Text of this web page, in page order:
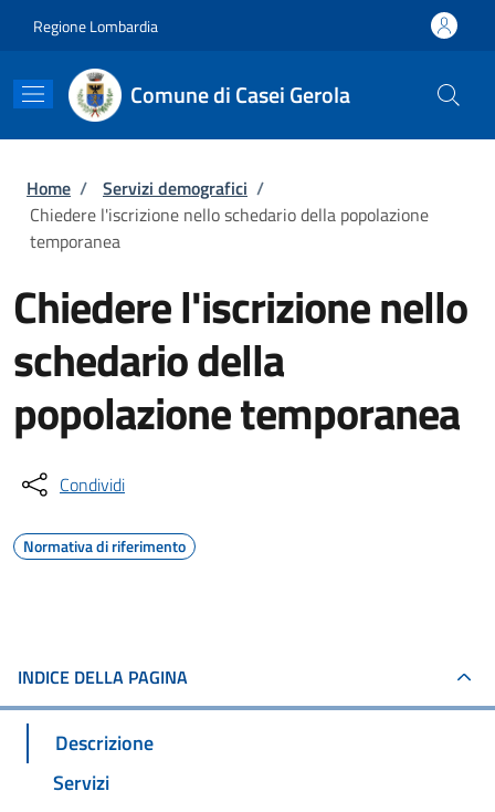
Regione Lombardia
Comune di Casei Gerola
Briciole di pane
Home / Servizi demografici /
Chiedere l'iscrizione nello schedario della popolazione
temporanea
Chiedere l'iscrizione nello
schedario della
popolazione temporanea
Condividi
Normativa di riferimento
INDICE DELLA PAGINA
Descrizione
Servizi